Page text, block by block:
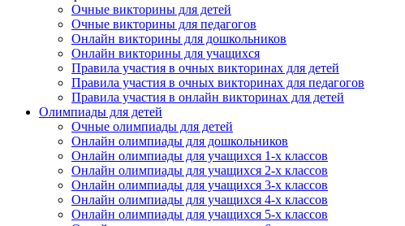
Очные викторины для детей
Очные викторины для педагогов
Онлайн викторины для дошкольников
Онлайн викторины для учащихся
Правила участия в очных викторинах для детей
Правила участия в очных викторинах для педагогов
Правила участия в онлайн викторинах для детей
Олимпиады для детей
Очные олимпиады для детей
Онлайн олимпиады для дошкольников
Онлайн олимпиады для учащихся 1-х классов
Онлайн олимпиады для учащихся 2-х классов
Онлайн олимпиады для учащихся 3-х классов
Онлайн олимпиады для учащихся 4-х классов
Онлайн олимпиады для учащихся 5-х классов